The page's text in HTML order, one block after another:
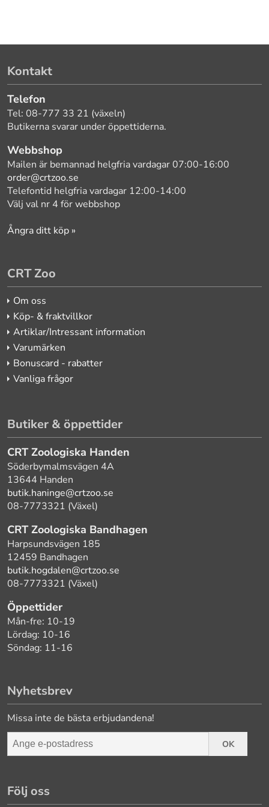
Kontakt
Telefon
Tel: 08-777 33 21 (växeln)
Butikerna svarar under öppettiderna.
Webbshop
Mailen är bemannad helgfria vardagar 07:00-16:00
order@crtzoo.se
Telefontid helgfria vardagar 12:00-14:00
Välj val nr 4 för webbshop
Ångra ditt köp »
CRT Zoo
Om oss
Köp- & fraktvillkor
Artiklar/Intressant information
Varumärken
Bonuscard - rabatter
Vanliga frågor
Butiker & öppettider
CRT Zoologiska Handen
Söderbymalmsvägen 4A
13644 Handen
butik.haninge@crtzoo.se
08-7773321 (Växel)
CRT Zoologiska Bandhagen
Harpsundsvägen 185
12459 Bandhagen
butik.hogdalen@crtzoo.se
08-7773321 (Växel)
Öppettider
Mån-fre: 10-19
Lördag: 10-16
Söndag: 11-16
Nyhetsbrev
Missa inte de bästa erbjudandena!
OK
Följ oss